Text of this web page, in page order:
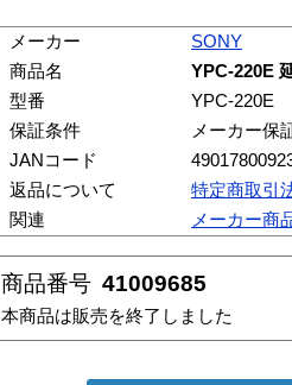
メーカー
SONY
商品名
YPC-220E
型番
YPC-220E
保証条件
メーカー保
JANコード
返品について
特定商取引
関連
メーカー商
商品番号 41009685
本商品は販売を終了しました